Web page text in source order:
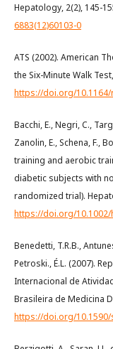
Hepatology, 2(2), 145-
6883(12)60103-0
ATS (2002). American
the Six-Minute Walk
https://doi.org/10.1164/
Bacchi, E., Negri, C.,
Zanolin, E., Schena, F.,
training and aerobic
diabetic subjects with
randomized trial).
https://doi.org/10.1002/
Benedetti, T.R.B.,
Petroski., É.L. (2007).
Internacional de
Brasileira de Medicina
https://doi.org/10.1590/